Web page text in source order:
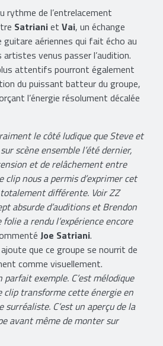
rythme de l’entrelacement
Satrianiet Vai, un échange
aériennes qui fait écho au
venus passer l’audition.
attentifs pourront également
du puissant batteur du groupe,
l’énergie résolument décalée
le côté ludique que Steve et
scène ensemble l’été dernier,
et de relâchement entre
clip nous a permis d’exprimer cet
différente. Voir ZZ
absurde d’auditions et Brendon
a rendu l’expérience encore
Joe Satriani.
que ce groupe se nourrit de
comme visuellement.
exemple. C’est mélodique
clip transforme cette énergie en
surréaliste. C’est un aperçu de la
avant même de monter sur